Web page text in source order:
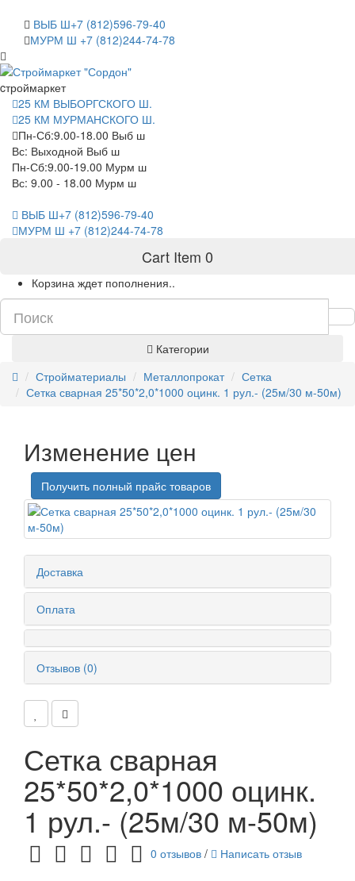
ВЫБ Ш+7 (812)596-79-40
МУРМ Ш +7 (812)244-74-78
cтроймаркет
25 КМ ВЫБОРГСКОГО Ш.
25 КМ МУРМАНСКОГО Ш.
Пн-Сб:9.00-18.00 Выб ш
Вс: Выходной Выб ш
Пн-Сб:9.00-19.00 Мурм ш
Вс: 9.00 - 18.00 Мурм ш
ВЫБ Ш+7 (812)596-79-40
МУРМ Ш +7 (812)244-74-78
Cart Item 0
Корзина ждет пополнения..
Категории
Стройматериалы
Металлопрокат
Сетка
Сетка сварная 25*50*2,0*1000 оцинк. 1 рул.- (25м/30 м-50м)
Изменение цен
Получить полный прайс товаров
Доставка
Оплата
Отзывов (0)
Сетка сварная
25*50*2,0*1000 оцинк.
1 рул.- (25м/30 м-50м)
0 отзывов / Написать отзыв